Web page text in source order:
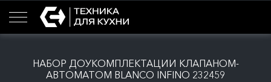
НАБОР ДОУКОМПЛЕКТАЦИИ КЛАПАНОМ-
АВТОМАТОМ BLANCO INFINO 232459